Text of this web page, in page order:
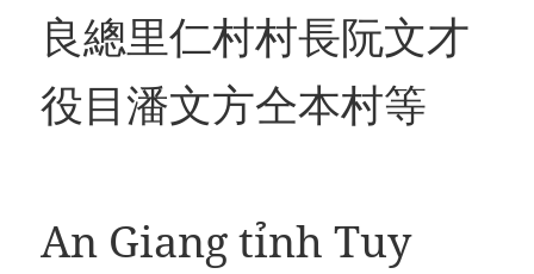
良總里仁村村長阮文才
役目潘文方仝本村等
An Giang tỉnh Tuy